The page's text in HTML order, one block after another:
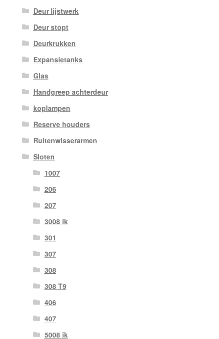
Deur lijstwerk
Deur stopt
Deurkrukken
Expansietanks
Glas
Handgreep achterdeur
koplampen
Reserve houders
Ruitenwisserarmen
Sloten
1007
206
207
3008 ik
301
307
308
308 T9
406
407
5008 ik